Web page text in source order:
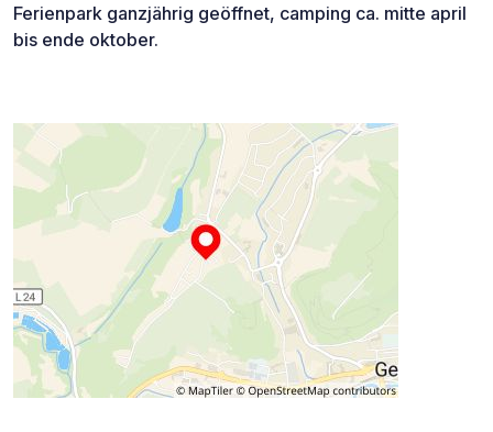
Ferienpark ganzjährig geöffnet, camping ca. mitte april
bis ende oktober.